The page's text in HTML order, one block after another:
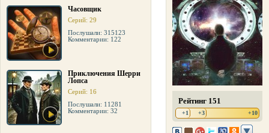
Часовщик
Серий: 29
Послушали: 315123
Комментарии: 122
Приключения Шерри
Лопса
Серий: 16
Послушали: 11281
Комментарии: 32
Рейтинг 151
+1 +3 +10